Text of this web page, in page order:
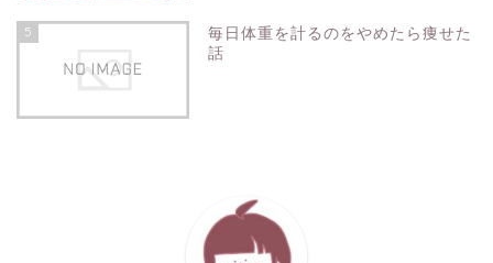
5
毎日体重を計るのをやめたら痩せた
話